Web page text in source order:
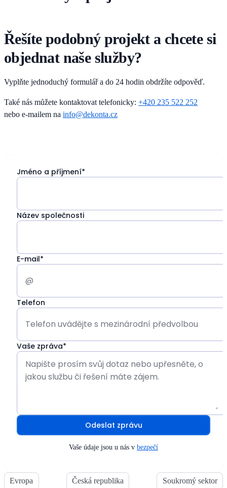
Řešíte podobný projekt a chcete si
objednat naše služby?
Vyplňte jednoduchý formulář a do 24 hodin obdržíte odpověď.
Také nás můžete kontaktovat telefonicky: +420 235 522 252
nebo e-mailem na info@dekonta.cz
Jméno a příjmení*
Název společnosti
E-mail*
Telefon
Vaše zpráva*
Odeslat zprávu
Vaše údaje jsou u nás v bezpečí
Evropa Česká republika Soukromý sektor